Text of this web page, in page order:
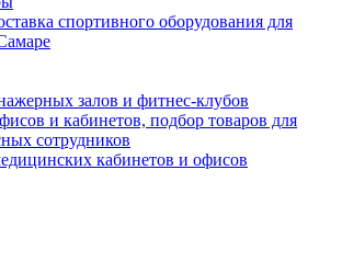
спортивного оборудования для
залов и фитнес-клубов
и кабинетов, подбор товаров для
сотрудников
кабинетов и офисов